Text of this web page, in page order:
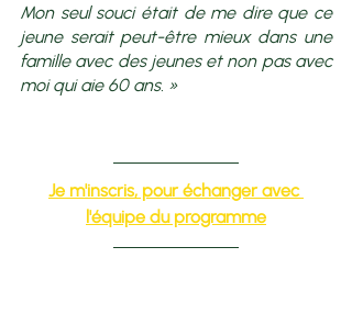
Mon seul souci était de me dire que ce
jeune serait peut-être mieux dans une
famille avec des jeunes et non pas avec
moi qui aie 60 ans. »
Je m'inscris, pour échanger avec
l'équipe du programme